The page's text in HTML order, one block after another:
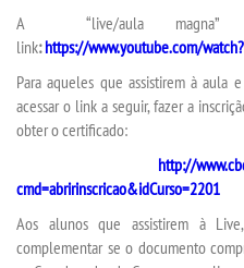
REPOSITÓRIO
CERTIFICADOS
PORTARIAS
RESOLUÇÕES CONSU
TCC
A “live/aula magna”
link:https://www.youtube.com/
Para aqueles que assistirem à aula
acessar o link a seguir, fazer a
obter o certificado:
http://
cmd=abririnscricao&idCurso=2201
Aos alunos que assistirem à
complementar se o documento